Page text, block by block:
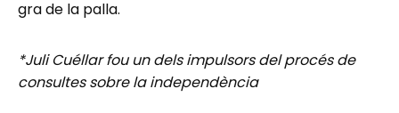
gra de la palla.
*Juli Cuéllar fou un dels impulsors del procés de
consultes sobre la independència